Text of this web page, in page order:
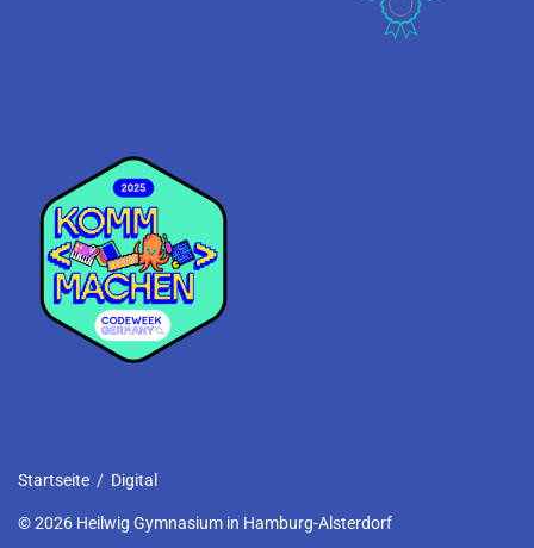
Startseite / Digital
© 2026 Heilwig Gymnasium in Hamburg-Alsterdorf